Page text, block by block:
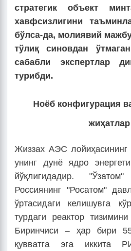
стратегик объект
хавфсизлигини
бўлса-да, молиявий
тўлиқ синовдан
сабабли экспертлар
турибди.
Ноёб конфигурация
жиҳатлар
Жиззах АЭС лойиҳасининг
унинг дунё ядро
йўқлигидадир.
Россиянинг "Росатом"
ўртасидаги келишувга
турдаги реактор
Биринчиси – ҳар бири
қувватга эга иккита